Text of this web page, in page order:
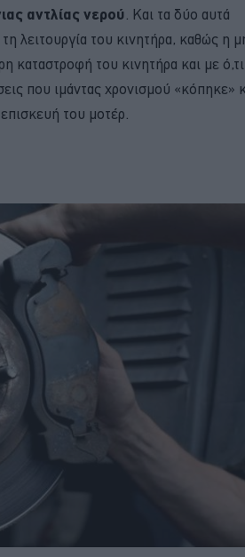
αντλίας νερού. Και τα δύο αυτά
λειτουργία του κινητήρα, καθώς η
καταστροφή του κινητήρα και με ό,τι
που ιμάντας χρονισμού «κόπηκε»
του μοτέρ.